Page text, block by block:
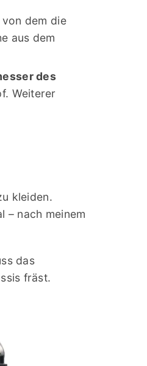
von dem die
aus dem
des
Weiterer
kleiden.
– nach meinem
das
fräst.